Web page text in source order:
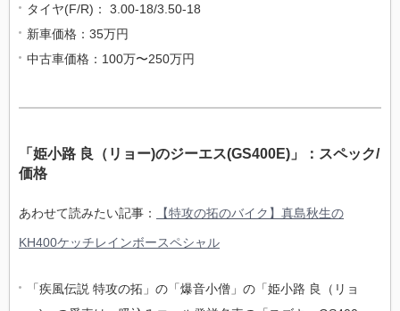
タイヤ(F/R)： 3.00-18/3.50-18
新車価格：35万円
中古車価格：100万〜250万円
「姫小路 良（リョー)のジーエス(GS400E)」：スペック/
価格
あわせて読みたい記事： 【特攻の拓のバイク】真島秋生の
KH400ケッチレインボースペシャル
「疾風伝説 特攻の拓」の「爆音小僧」の「姫小路 良（リョ